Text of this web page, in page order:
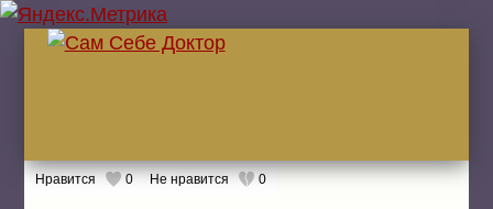
Нравится 0 Не нравится 0